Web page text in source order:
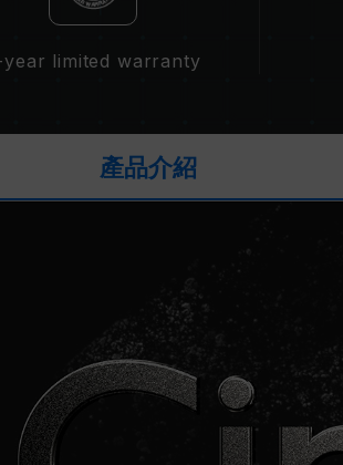
year limited warranty
產品介紹